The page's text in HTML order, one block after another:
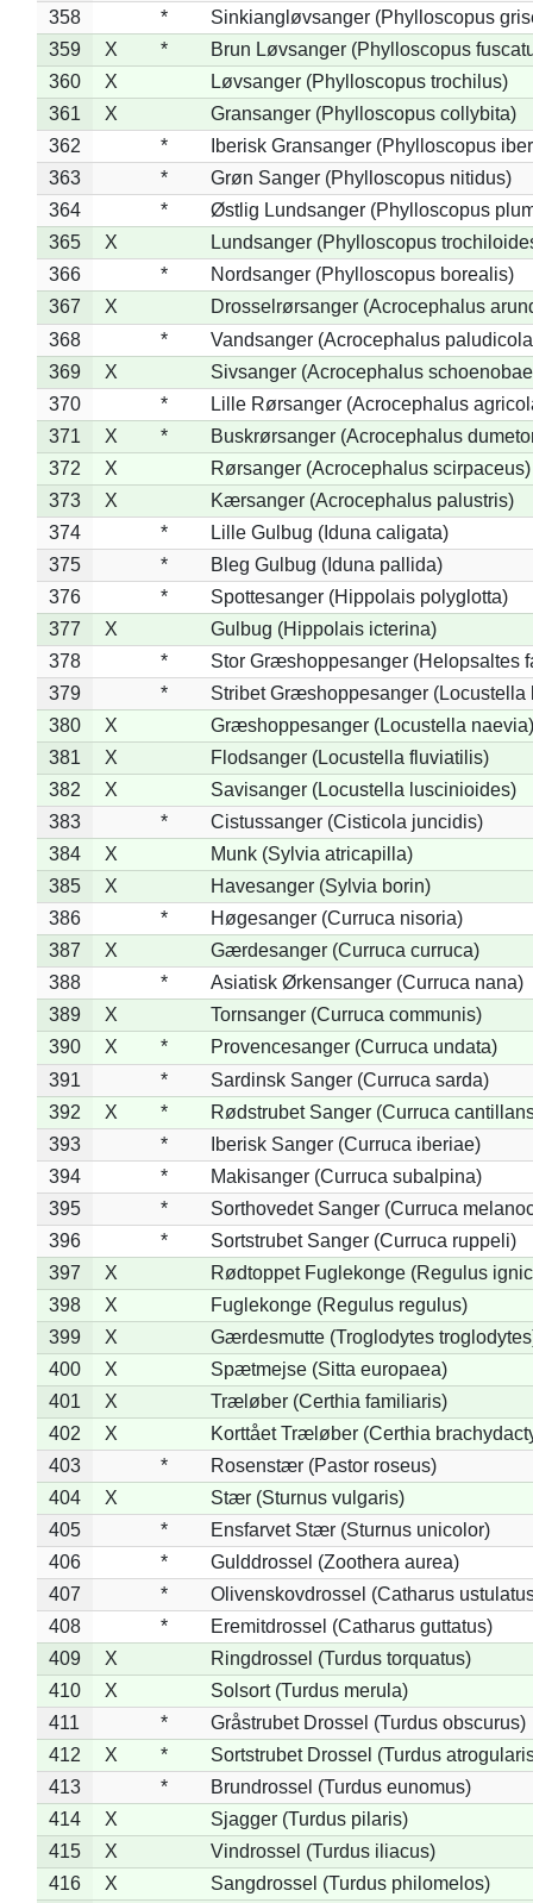
358 *
Sinkiangløvsanger (Phylloscopus
359
X *
Brun Løvsanger (Phylloscopus
360
X
Løvsanger (Phylloscopus trochilus)
361
X
Gransanger (Phylloscopus collybita)
362
*
Iberisk Gransanger (Phylloscopus
363
*
Grøn Sanger (Phylloscopus nitidus)
364
*
Østlig Lundsanger (Phylloscopus
365
X
Lundsanger (Phylloscopus
366
*
Nordsanger (Phylloscopus borealis)
367
X
Drosselrørsanger (Acrocephalus
368
*
Vandsanger (Acrocephalus
369
X
Sivsanger (Acrocephalus
370
*
Lille Rørsanger (Acrocephalus
371
X *
Buskrørsanger (Acrocephalus
372
X
Rørsanger (Acrocephalus scirpaceus)
373
X
Kærsanger (Acrocephalus palustris)
374
*
Lille Gulbug (Iduna caligata)
375
*
Bleg Gulbug (Iduna pallida)
376
*
Spottesanger (Hippolais polyglotta)
377
X
Gulbug (Hippolais icterina)
378
*
Stor Græshoppesanger (Helopsaltes
379
*
Stribet Græshoppesanger (Locustella
380
X
Græshoppesanger (Locustella naevia)
381
X
Flodsanger (Locustella fluviatilis)
382
X
Savisanger (Locustella luscinioides)
383
*
Cistussanger (Cisticola juncidis)
384
X
Munk (Sylvia atricapilla)
385
X
Havesanger (Sylvia borin)
386
*
Høgesanger (Curruca nisoria)
387
X
Gærdesanger (Curruca curruca)
388
*
Asiatisk Ørkensanger (Curruca nana)
389
X
Tornsanger (Curruca communis)
390
X *
Provencesanger (Curruca undata)
391
*
Sardinsk Sanger (Curruca sarda)
392
X *
Rødstrubet Sanger (Curruca
393
*
Iberisk Sanger (Curruca iberiae)
394
*
Makisanger (Curruca subalpina)
395
*
Sorthovedet Sanger (Curruca
396
*
Sortstrubet Sanger (Curruca ruppeli)
397
X
Rødtoppet Fuglekonge (Regulus
398
X
Fuglekonge (Regulus regulus)
399
X
Gærdesmutte (Troglodytes
400
X
Spætmejse (Sitta europaea)
401
X
Træløber (Certhia familiaris)
402
X
Korttået Træløber (Certhia
403
*
Rosenstær (Pastor roseus)
404
X
Stær (Sturnus vulgaris)
405
*
Ensfarvet Stær (Sturnus unicolor)
406
*
Gulddrossel (Zoothera aurea)
407
*
Olivenskovdrossel (Catharus
408
*
Eremitdrossel (Catharus guttatus)
409
X
Ringdrossel (Turdus torquatus)
410
X
Solsort (Turdus merula)
411
*
Gråstrubet Drossel (Turdus obscurus)
412
X *
Sortstrubet Drossel (Turdus
413
*
Brundrossel (Turdus eunomus)
414
X
Sjagger (Turdus pilaris)
415
X
Vindrossel (Turdus iliacus)
416
X
Sangdrossel (Turdus philomelos)